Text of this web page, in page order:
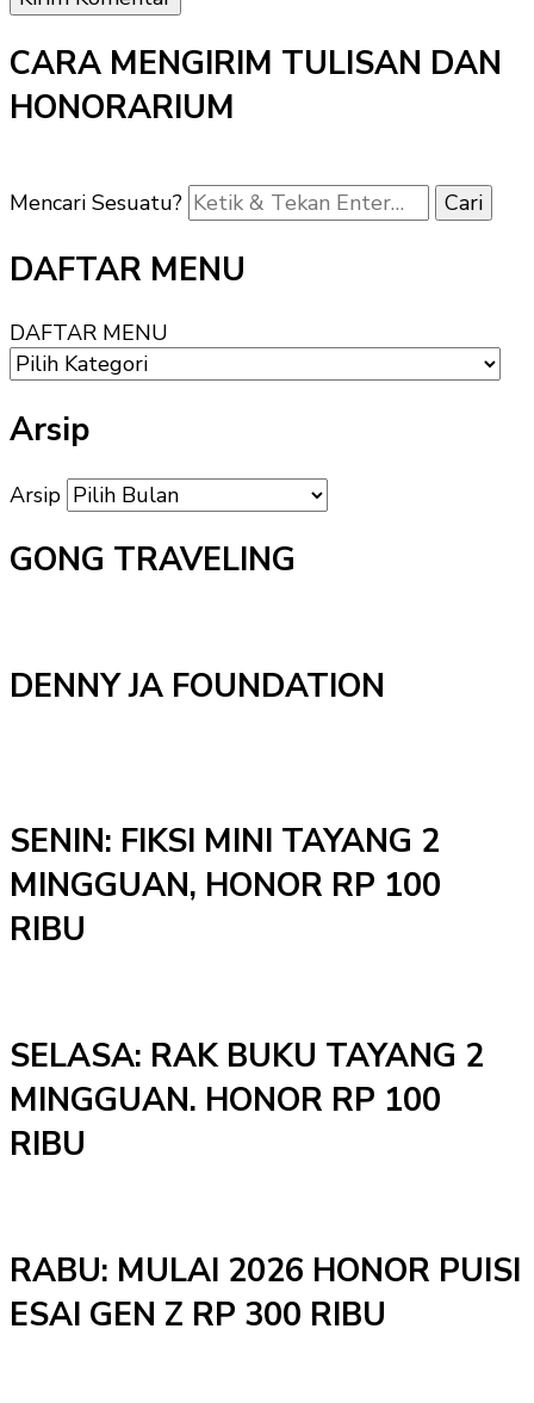
CARA MENGIRIM TULISAN DAN
HONORARIUM
Mencari Sesuatu?
DAFTAR MENU
DAFTAR MENU
Arsip
Arsip
GONG TRAVELING
DENNY JA FOUNDATION
SENIN: FIKSI MINI TAYANG 2
MINGGUAN, HONOR RP 100
RIBU
SELASA: RAK BUKU TAYANG 2
MINGGUAN. HONOR RP 100
RIBU
RABU: MULAI 2026 HONOR PUISI
ESAI GEN Z RP 300 RIBU